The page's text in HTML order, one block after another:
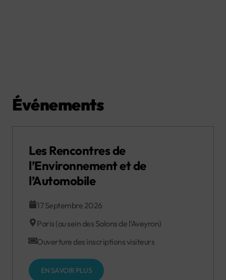
Événements
Les Rencontres de
l’Environnement et de
l’Automobile
17 Septembre 2026
Paris (au sein des Salons de l’Aveyron)
Ouverture des inscriptions visiteurs
EN SAVOIR PLUS